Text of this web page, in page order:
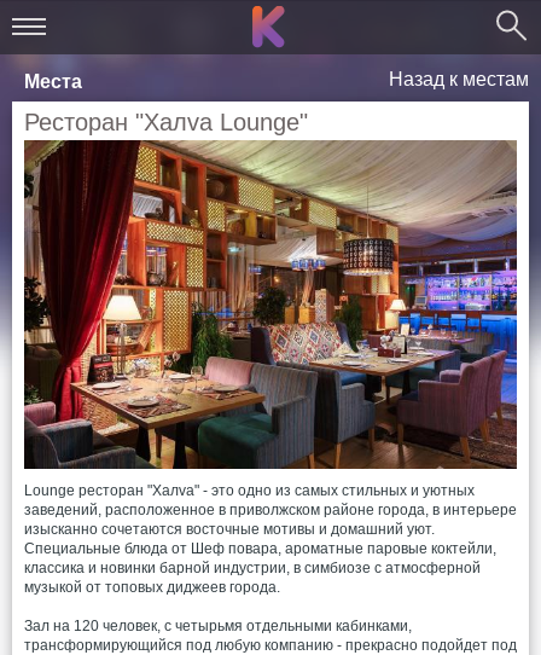
Места Назад к местам
Ресторан "Халvа Lounge"
Lounge ресторан "Халvа" - это одно из самых стильных и уютных
заведений, расположенное в приволжском районе города, в интерьере
изысканно сочетаются восточные мотивы и домашний уют.
Специальные блюда от Шеф повара, ароматные паровые коктейли,
классика и новинки барной индустрии, в симбиозе с атмосферной
музыкой от топовых диджеев города.
Зал на 120 человек, с четырьмя отдельными кабинками,
трансформирующийся под любую компанию - прекрасно подойдет под